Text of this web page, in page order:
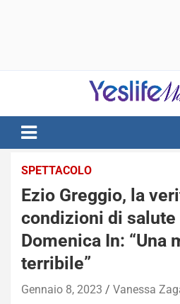
notizie di intrattenimento
SPETTACOLO
Ezio Greggio, la
condizioni di
Domenica In: “Una
terribile”
Gennaio 8, 2023 Vanessa